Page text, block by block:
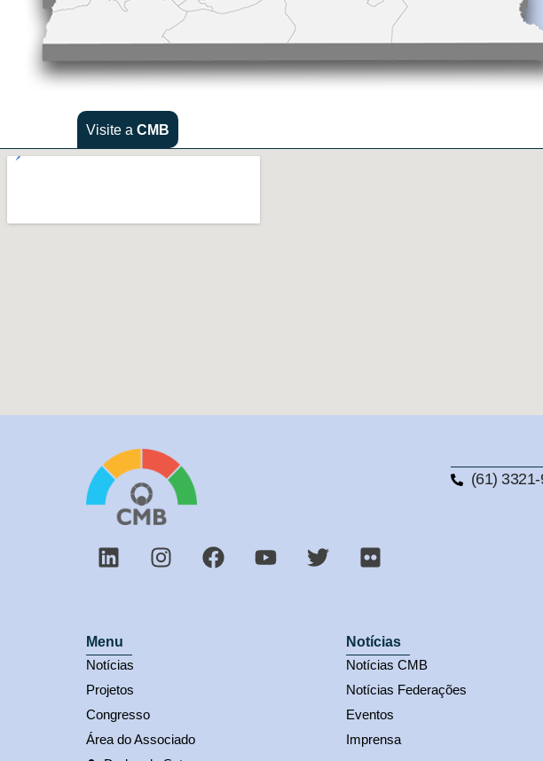
Visite a CMB
(61)
Menu
Notícias
Projetos
Congresso
Área do Associado
Notícias
Notícias CMB
Notícias Federações
Eventos
Imprensa